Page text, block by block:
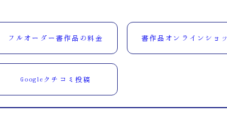
フルオーダー書作品の料金 書作品オンラインショ
Googleクチコミ投稿